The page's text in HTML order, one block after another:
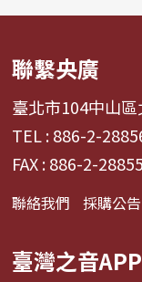
聯繫央廣
臺北市104中山
TEL : 886-2-
FAX : 886-2-
聯絡我們 採購公告
臺灣之音APP